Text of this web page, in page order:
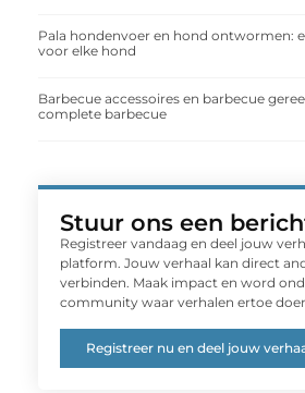
Pala hondenvoer en hond ontwormen:
voor elke hond
Barbecue accessoires en barbecue
complete barbecue
Stuur ons een
Registreer vandaag en deel jouw
platform. Jouw verhaal kan direct
verbinden. Maak impact en word
community waar verhalen ertoe
Registreer nu en deel jouw